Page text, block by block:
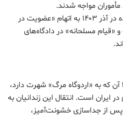
مواجه شدند.
هر پنج زندانی سیاسی یادشده در آذر ۱۴۰۳ به اتهام «عضویت در
«قیام مسلحانه» در دادگاه‌های
زندان قزلحصار، به‌ویژه واحد ۲ آن که به «اردوگاه مرگ» شهرت دارد،
ایران است. انتقال این زندانیان به
پس از جداسازی خشونت‌آمیز،